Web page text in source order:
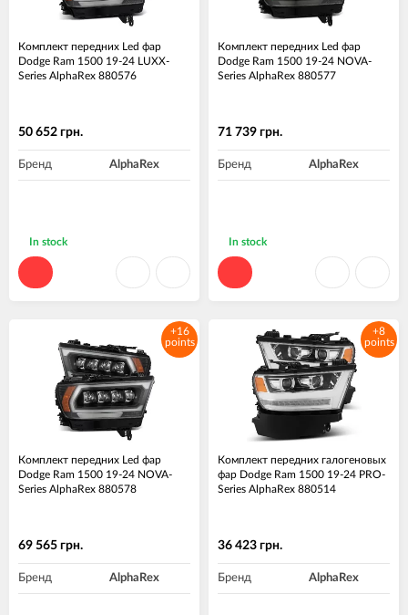
Комплект передних Led фар
Dodge Ram 1500 19-24 LUXX-
Series AlphaRex 880576
50 652 грн.
Бренд AlphaRex
In stock
Комплект передних Led фар
Dodge Ram 1500 19-24 NOVA-
Series AlphaRex 880577
71 739 грн.
Бренд AlphaRex
In stock
+16
points
Комплект передних Led фар
Dodge Ram 1500 19-24 NOVA-
Series AlphaRex 880578
69 565 грн.
Бренд AlphaRex
+8
points
Комплект передних галогеновых
фар Dodge Ram 1500 19-24 PRO-
Series AlphaRex 880514
36 423 грн.
Бренд AlphaRex